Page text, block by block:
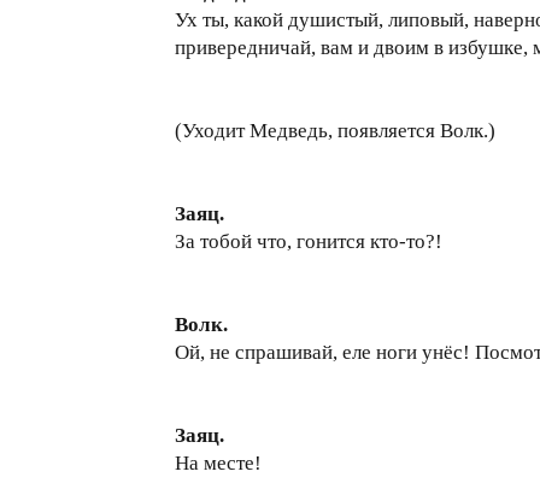
Ух ты, какой душистый, липовый,
привередничай, вам и двоим в избушке,
(Уходит Медведь, появляется Волк.)
Заяц.
За тобой что, гонится кто-то?!
Волк.
Ой, не спрашивай, еле ноги унёс!
Заяц.
На месте!